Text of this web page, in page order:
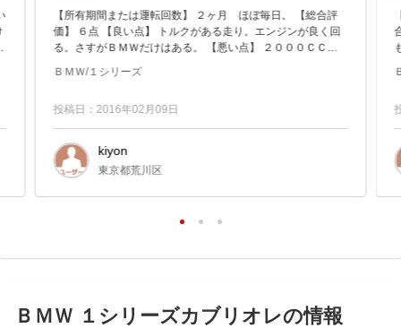
【所有期間または運転回数】 ２ヶ月 ほぼ毎日。 【総合評
価】 ６点 【良い点】 トルクがある走り。エンジンが良く回
る。さすがＢＭＷだけはある。 【悪い点】 ２０００ＣＣに
ＢＭＷ/１シリーズ
投稿日：2016年02月09日
kiyon
東京都荒川区
ＢＭＷ １シリーズカブリオレの情報